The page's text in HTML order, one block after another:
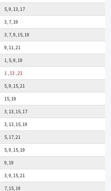
5, 9, 13, 17
3, 7, 19
3, 7, 9, 15, 19
9, 11, 21
1, 5, 9, 19
1,13 ,21
5, 9, 15, 21
15, 19
3, 13, 15, 17
3, 13, 15, 19
5, 17, 21
5, 9, 15, 19
9, 19
3, 9, 15, 21
7, 15, 19